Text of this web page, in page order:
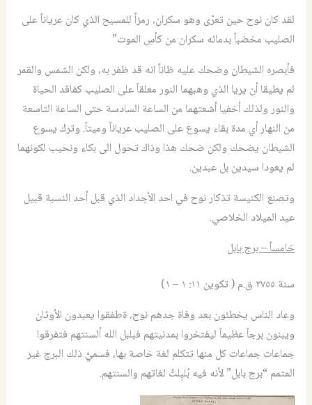
لقد كان نوح حين تعرّى وهو سكران، رمزاً للمسيح الذي كان عرياناً على
الصليب مخضباً بدمائه سكران من كأسِ الموت”
فأبصره الشيطان وضحك عليه ظاناً انه قد ظفر به، ولكن الشمس والقمر
لم يطيقا أن يريا الذي وهبهما النور معلقاً على الصليب كفاقد الحياة
والنور ولذلك أخفيا أشعتهما من الساعة السادسة حتى الساعة التاسعة
من النهار أي مدة بقاء يسوع على الصليب عرياناً وميتاً. وترك يسوع
الشيطان يضحك ولكن ضحك هذا وذاك تحول الى بكاء ونحيب لكونهما
لم يعودا سيدين بل عبدين.
وتصنع الكنيسة تذكار نوح في احد الأجداد الذي قبل أحد النسبة قبيل
عيد الميلاد الخلاصي.
خامساً – برج بابل
سنة ٢٧٥٥ ق.م ( تكوين ١١: ١ – ١)
وعاد الناس يخطئون بعد وفاة جدهم نوح، ةطفقوا يعبدون الأوثان
ويبنون برجاً عظيماً ليفتخروا بمدنيتهم فبلبل الله ألسنتهم فتفرقوا
جماعات جماعات كل منها تتكلم لغة خاصة بها، فسميَّ ذلك البرج غير
المتمم “برج بابل” لأنه فيه بُلبِلتْ لغاتهم والسنتهم.